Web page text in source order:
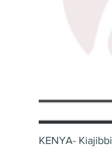
KENYA- Kiajibbi